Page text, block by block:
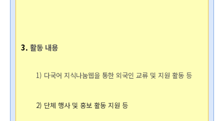
3. 활동 내용
1) 다국어 지식나눔웹을 통한 외국인 교류 및 지원 활동 등
2) 단체 행사 및 홍보 활동 지원 등